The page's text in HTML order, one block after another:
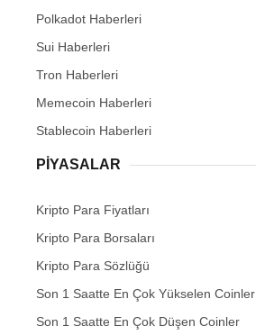
Polkadot Haberleri
Sui Haberleri
Tron Haberleri
Memecoin Haberleri
Stablecoin Haberleri
PIYASALAR
Kripto Para Fiyatları
Kripto Para Borsaları
Kripto Para Sözlüğü
Son 1 Saatte En Çok Yükselen Coinler
Son 1 Saatte En Çok Düşen Coinler